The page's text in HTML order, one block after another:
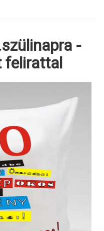
-
felirattal